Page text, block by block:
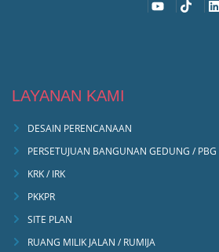
LAYANAN KAMI
DESAIN PERENCANAAN
PERSETUJUAN BANGUNAN GEDUNG / PBG
KRK / IRK
PKKPR
SITE PLAN
RUANG MILIK JALAN / RUMIJA